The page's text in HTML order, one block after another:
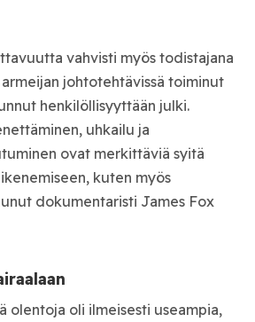
vahvisti myös todistajana
johtotehtävissä toiminut
henkilöllisyyttään julki.
uhkailu ja
ovat merkittäviä syitä
kuten myös
dokumentaristi James Fox
olentoja oli ilmeisesti useampia,